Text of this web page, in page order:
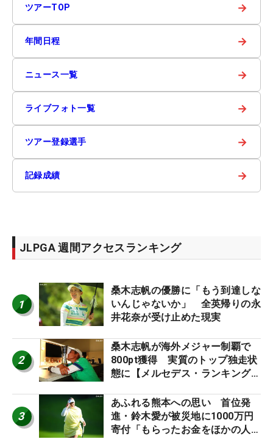
ツアーTOP →
年間日程 →
ニュース一覧 →
ライブフォト一覧 →
ツアー登録選手 →
記録成績 →
JLPGA 週間アクセスランキング
1
桑木志帆の優勝に「もう到達しな
いんじゃないか」 全英帰りの永
井花奈が受け止めた現実
2
桑木志帆が海外メジャー制覇で
800pt獲得 実質のトップ独走状
態に【メルセデス・ランキング番
3
あふれる熊本への思い 首位発
進・鈴木愛が被災地に1000万円
寄付「もらったお金をほかの人